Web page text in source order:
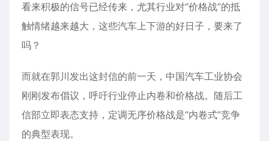
看来积极的信号已经传来，尤其行业对“价格战”的抵
触情绪越来越大，这些汽车上下游的好日子，要来了
吗？
而就在郭川发出这封信的前一天，中国汽车工业协会
刚刚发布倡议，呼吁行业停止内卷和价格战。随后工
信部立即表态支持，定调无序价格战是“内卷式”竞争
的典型表现。